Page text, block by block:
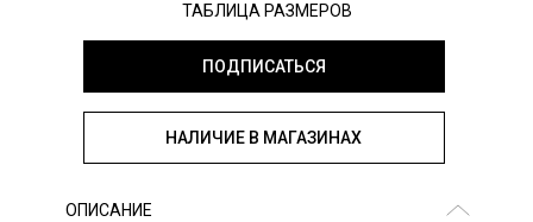
ТАБЛИЦА РАЗМЕРОВ
ПОДПИСАТЬСЯ
НАЛИЧИЕ В МАГАЗИНАХ
ОПИСАНИЕ